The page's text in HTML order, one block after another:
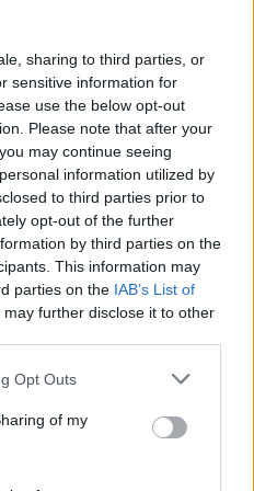
sharing to third parties, or
sensitive information for
use the below opt-out
Please note that after your
may continue seeing
information utilized by
to third parties prior to
opt-out of the further
by third parties on the
This information may
parties on the IAB’s List of
may further disclose it to other
Opt Outs
of my
aki a 2025-ös NCAA
rettentően ígéretes
Stevensont is legyőzte
október 25-én valósult
Jordan Centerben, 3000
Fox Nation közvetítette. A
állt a névsor, azonban
102 pontot szorgoskodtak
Az eseményen
is Helen Maroulis révén,
zászlóshajója.
- a Wintrust Arena
otthonául 2025.